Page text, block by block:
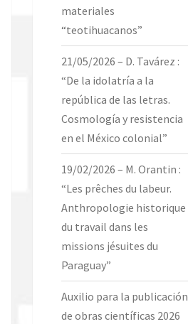
materiales
“teotihuacanos”
21/05/2026 – D. Tavárez :
“De la idolatría a la
república de las letras.
Cosmología y resistencia
en el México colonial”
19/02/2026 – M. Orantin :
“Les prêches du labeur.
Anthropologie historique
du travail dans les
missions jésuites du
Paraguay”
Auxilio para la publicación
de obras científicas 2026